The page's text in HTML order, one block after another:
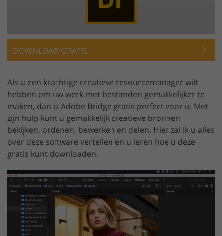
DOWNLOAD GRATIS
Als u een krachtige creatieve resourcemanager wilt
hebben om uw werk met bestanden gemakkelijker te
maken, dan is Adobe Bridge gratis perfect voor u. Met
zijn hulp kunt u gemakkelijk creatieve bronnen
bekijken, ordenen, bewerken en delen. Hier zal ik u alles
over deze software vertellen en u leren hoe u deze
gratis kunt downloaden.